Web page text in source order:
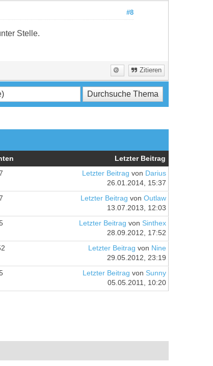
#8
Stelle.
Zitieren
Letzter Beitrag
Letzter Beitrag von Darius
26.01.2014, 15:37
Letzter Beitrag von Outlaw
13.07.2013, 12:03
Letzter Beitrag von Sinthex
28.09.2012, 17:52
Letzter Beitrag von Nine
29.05.2012, 23:19
Letzter Beitrag von Sunny
05.05.2011, 10:20